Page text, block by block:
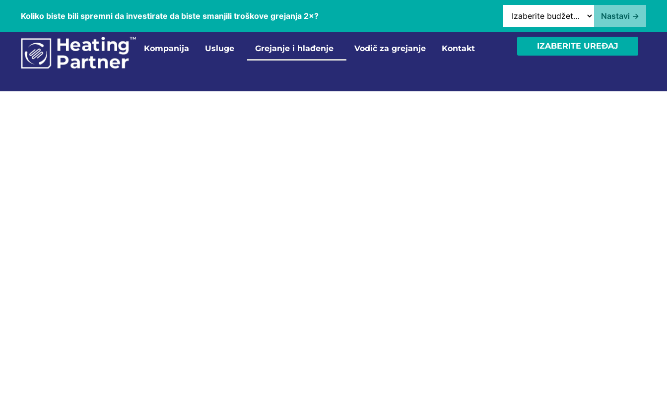
Koliko biste bili spremni da investirate da biste smanjili troškove grejanja 2×? Budžet Nastavi →
Kompanija Usluge Grejanje i hlađenje Vodič za grejanje Kontakt IZABERITE UREĐAJ